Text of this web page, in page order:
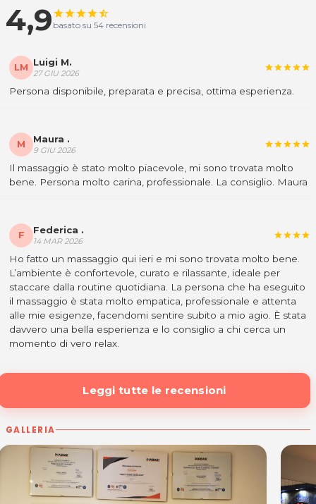
4,9starstarstarstarstar_half
basato su 54 recensioni
LM Luigi M.
27 GIU 2026
starstarstarstarstar
Persona disponibile, preparata e precisa, ottima esperienza.
M Maura .
9 GIU 2026
starstarstarstarstar
Il massaggio è stato molto piacevole, mi sono trovata molto
bene. Persona molto carina, professionale. La consiglio. Maura
F Federica .
14 MAR 2026
starstarstarstar
Ho fatto un massaggio qui ieri e mi sono trovata molto bene.
L’ambiente è confortevole, curato e rilassante, ideale per
staccare dalla routine quotidiana. La persona che ha eseguito
il massaggio è stata molto empatica, professionale e attenta
alle mie esigenze, facendomi sentire subito a mio agio. È stata
davvero una bella esperienza e lo consiglio a chi cerca un
momento di vero relax.
Leggi tutte le recensioni
GALLERIA